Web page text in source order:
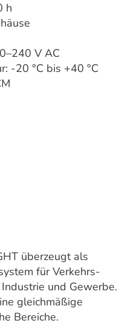
h
V AC
-20 °C bis +40 °C
überzeugt als
für Verkehrs-
und Gewerbe.
gleichmäßige
Bereiche.